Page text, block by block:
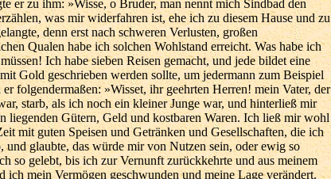
er zu ihm: »Wisse, o Bruder, man nennt mich Sindbad den
was mir widerfahren ist, ehe ich zu diesem Hause und zu
denn erst nach schweren Verlusten, großen
Qualen habe ich solchen Wohlstand erreicht. Was habe ich
Ich habe sieben Reisen gemacht, und jede bildet eine
Gold geschrieben werden sollte, um jedermann zum Beispiel
folgendermaßen: »Wisset, ihr geehrten Herren! mein Vater, der
starb, als ich noch ein kleiner Junge war, und hinterließ mir
liegenden Gütern, Geld und kostbaren Waren. Ich ließ mir wohl
mit guten Speisen und Getränken und Gesellschaften, die ich
und glaubte, das würde mir von Nutzen sein, oder ewig so
so gelebt, bis ich zur Vernunft zurückkehrte und aus meinem
ich mein Vermögen geschwunden und meine Lage verändert.